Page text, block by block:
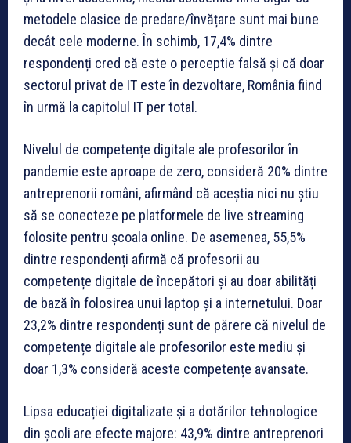
metodele clasice de predare/învățare sunt mai bune
decât cele moderne. În schimb, 17,4% dintre
respondenți cred că este o perceptie falsă și că doar
sectorul privat de IT este în dezvoltare, România fiind
în urmă la capitolul IT per total.
Nivelul de competențe digitale ale profesorilor în
pandemie este aproape de zero, consideră 20% dintre
antreprenorii români, afirmând că aceștia nici nu știu
să se conecteze pe platformele de live streaming
folosite pentru școala online. De asemenea, 55,5%
dintre respondenți afirmă că profesorii au
competențe digitale de începători și au doar abilități
de bază în folosirea unui laptop și a internetului. Doar
23,2% dintre respondenți sunt de părere că nivelul de
competențe digitale ale profesorilor este mediu și
doar 1,3% consideră aceste competențe avansate.
Lipsa educației digitalizate și a dotărilor tehnologice
din școli are efecte majore: 43,9% dintre antreprenori